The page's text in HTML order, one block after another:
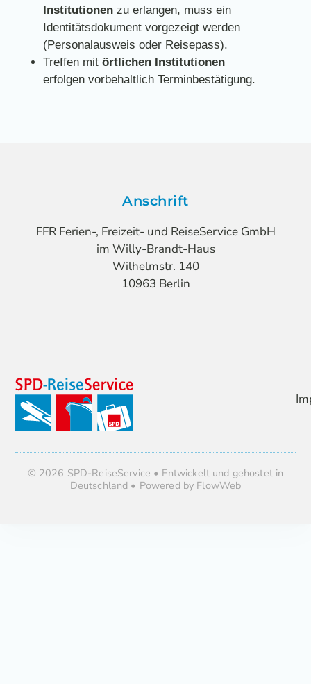
Institutionen zu erlangen, muss ein
Identitätsdokument vorgezeigt werden
(Personalausweis oder Reisepass).
Treffen mitörtlichen Institutionen
erfolgen vorbehaltlich Terminbestätigung.
Anschrift
FFR Ferien-, Freizeit- und ReiseService GmbH
im Willy-Brandt-Haus
Wilhelmstr. 140
10963 Berlin
© 2026 SPD-ReiseService • Entwickelt und gehostet in
Deutschland • Powered by FlowWeb